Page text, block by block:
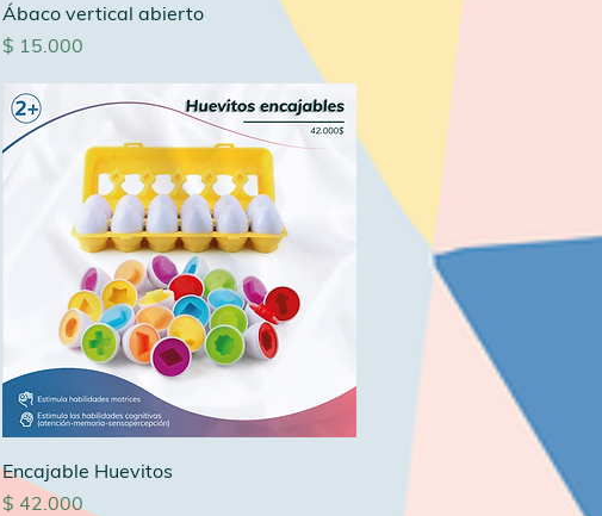
Ábaco vertical abierto
Precio
$ 15.000
Encajable Huevitos
Precio
$ 42.000